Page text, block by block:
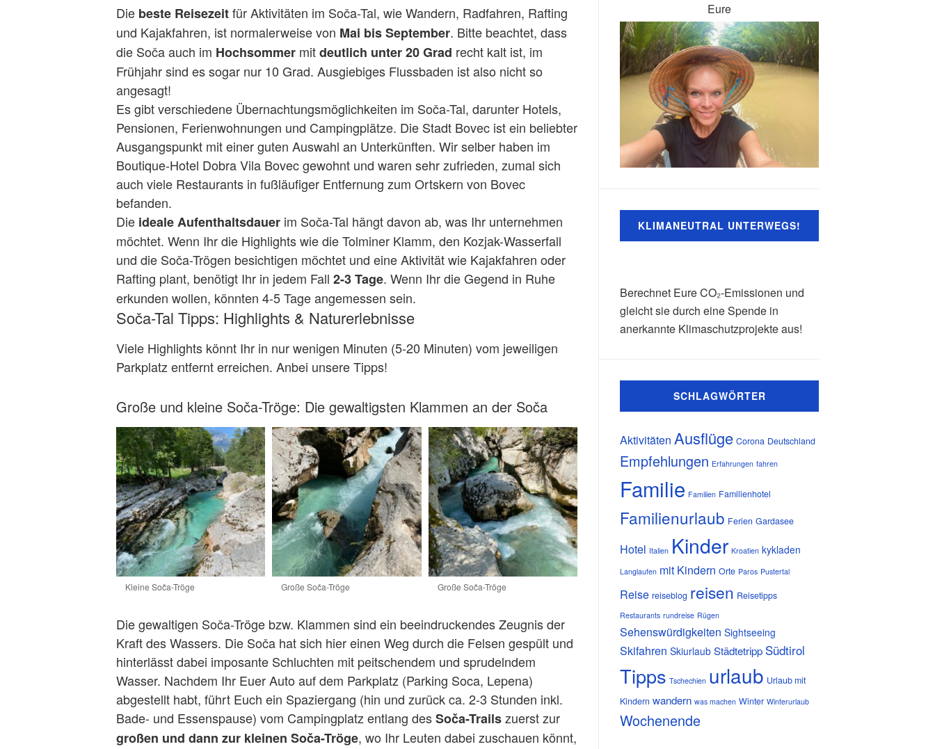
Die beste Reisezeitfür Aktivitäten im Soča-Tal, wie Wandern, Radfahren, Rafting
und Kajakfahren, ist normalerweise von Mai bis September. Bitte beachtet, dass
die Soča auch im Hochsommer mitdeutlich unter 20 Grad recht kalt ist, im
Frühjahr sind es sogar nur 10 Grad. Ausgiebiges Flussbaden ist also nicht so
angesagt!
Es gibt verschiedene Übernachtungsmöglichkeiten im Soča-Tal, darunter Hotels,
Pensionen, Ferienwohnungen und Campingplätze. Die Stadt Bovec ist ein beliebter
Ausgangspunkt mit einer guten Auswahl an Unterkünften. Wir selber haben im
Boutique-Hotel Dobra Vila Bovec gewohnt und waren sehr zufrieden, zumal sich
auch viele Restaurants in fußläufiger Entfernung zum Ortskern von Bovec
befanden.
Die ideale Aufenthaltsdauer im Soča-Tal hängt davon ab, was Ihr unternehmen
möchtet. Wenn Ihr die Highlights wie die Tolminer Klamm, den Kozjak-Wasserfall
und die Soča-Trögen besichtigen möchtet und eine Aktivität wie Kajakfahren oder
Rafting plant, benötigt Ihr in jedem Fall 2-3 Tage. Wenn Ihr die Gegend in Ruhe
erkunden wollen, könnten 4-5 Tage angemessen sein.
Soča-Tal Tipps: Highlights & Naturerlebnisse
Viele Highlights könnt Ihr in nur wenigen Minuten (5-20 Minuten) vom jeweiligen
Parkplatz entfernt erreichen. Anbei unsere Tipps!
Große und kleine Soča-Tröge: Die gewaltigsten Klammen an der Soča
Kleine Soča-Tröge Große Soča-Tröge Große Soča-Tröge
Die gewaltigen Soča-Tröge bzw. Klammen sind ein beeindruckendes Zeugnis der
Kraft des Wassers. Die Soča hat sich hier einen Weg durch die Felsen gespült und
hinterlässt dabei imposante Schluchten mit peitschendem und sprudelndem
Wasser. Nachdem Ihr Euer Auto auf dem Parkplatz (Parking Soca, Lepena)
abgestellt habt, führt Euch ein Spaziergang (hin und zurück ca. 2-3 Stunden inkl.
Bade- und Essenspause) vom Campingplatz entlang desSoča-Trailszuerst zur
großen und dann zur kleinen Soča-Tröge, wo Ihr Leuten dabei zuschauen könnt,
Eure
KLIMANEUTRAL UNTERWEGS!
Berechnet Eure CO₂-Emissionen und
gleicht sie durch eine Spende in
anerkannte Klimaschutzprojekte aus!
SCHLAGWÖRTER
Aktivitäten Ausflüge Corona Deutschland
Empfehlungen Erfahrungen fahren
Familie Familien Familienhotel
Familienurlaub Ferien Gardasee
Hotel Italien Kinder Kroatien kykladen
Langlaufen mit Kindern Orte Paros Pustertal
Reise reiseblog reisen Reisetipps
Restaurants rundreise Rügen
Sehenswürdigkeiten Sightseeing
Skifahren Skiurlaub Städtetripp Südtirol
Tipps Tschechien urlaub Urlaub mit
Kindern wandern was machen Winter Winterurlaub
Wochenende